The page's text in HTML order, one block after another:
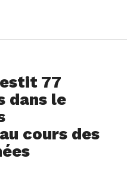
77
dans le
cours des